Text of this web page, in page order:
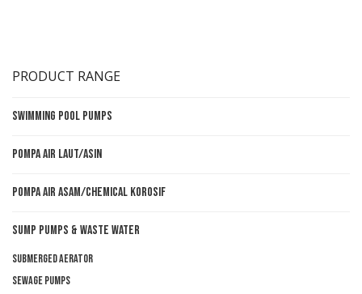
PRODUCT RANGE
Swimming Pool Pumps
Pompa Air Laut/Asin
Pompa Air Asam/Chemical Korosif
Sump Pumps & Waste Water
Submerged aerator
Sewage pumps